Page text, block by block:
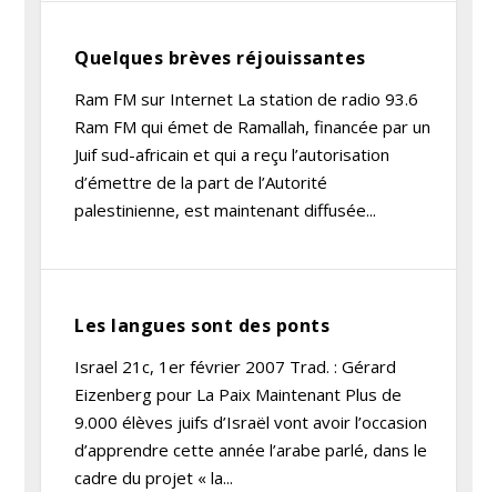
Quelques brèves réjouissantes
Ram FM sur Internet La station de radio 93.6
Ram FM qui émet de Ramallah, financée par un
Juif sud-africain et qui a reçu l’autorisation
d’émettre de la part de l’Autorité
palestinienne, est maintenant diffusée...
Les langues sont des ponts
Israel 21c, 1er février 2007 Trad. : Gérard
Eizenberg pour La Paix Maintenant Plus de
9.000 élèves juifs d’Israël vont avoir l’occasion
d’apprendre cette année l’arabe parlé, dans le
cadre du projet « la...